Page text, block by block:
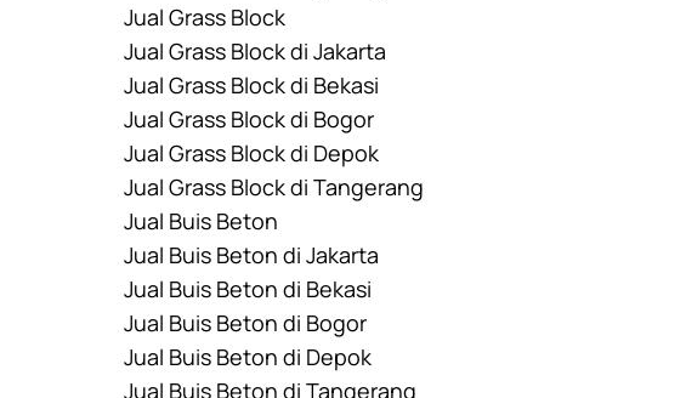
Jual Grass Block
Jual Grass Block di Jakarta
Jual Grass Block di Bekasi
Jual Grass Block di Bogor
Jual Grass Block di Depok
Jual Grass Block di Tangerang
Jual Buis Beton
Jual Buis Beton di Jakarta
Jual Buis Beton di Bekasi
Jual Buis Beton di Bogor
Jual Buis Beton di Depok
Jual Buis Beton di Tangerang